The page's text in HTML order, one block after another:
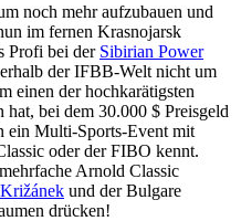
noch mehr aufzubauen und
im fernen Krasnojarsk
Profi bei der Sibirian Power
der IFBB-Welt nicht um
einen der hochkarätigsten
hat, bei dem 30.000 $ Preisgeld
ein Multi-Sports-Event mit
oder der FIBO kennt.
Arnold Classic
und der Bulgare
drücken!